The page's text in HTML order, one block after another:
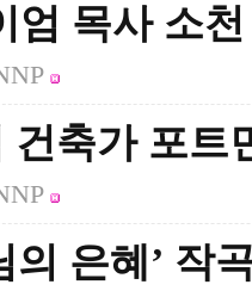
엄 목사 소천
건축가 포트
의 은혜’ 작